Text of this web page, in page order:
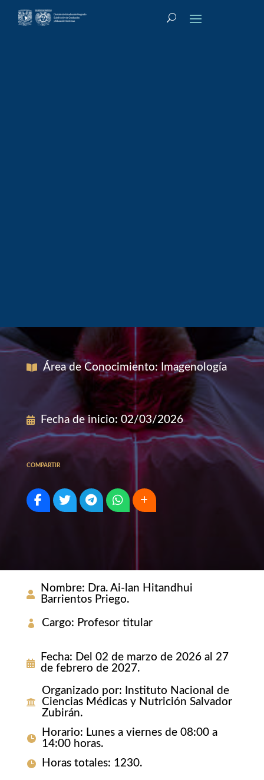
Área de Conocimiento: Imagenología
Fecha de inicio: 02/03/2026
COMPARTIR
Nombre: Dra. Ai-lan Hitandhui
Barrientos Priego.
Cargo: Profesor titular
Fecha: Del 02 de marzo de 2026 al 27
de febrero de 2027.
Organizado por:
Instituto Nacional de
Ciencias Médicas y Nutrición Salvador
Zubirán.
Horario: Lunes a viernes de 08:00 a
14:00 horas.
Horas totales: 1230.